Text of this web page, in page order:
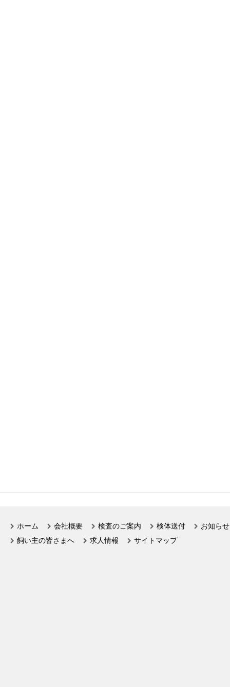
ホーム 会社概要 検査のご案内 検体送付
お知らせ
飼い主の皆さまへ
求人情報 サイトマップ